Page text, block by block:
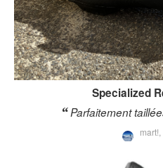
Specialized
Parfaitement
mart!,